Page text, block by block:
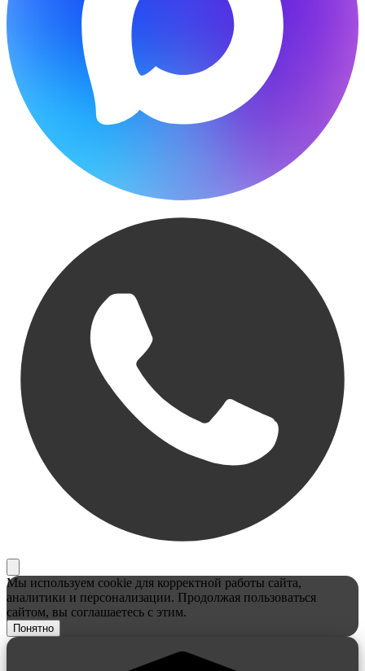
Мы используем cookie для корректной работы сайта,
аналитики и персонализации. Продолжая пользоваться
сайтом, вы соглашаетесь с этим.
Понятно